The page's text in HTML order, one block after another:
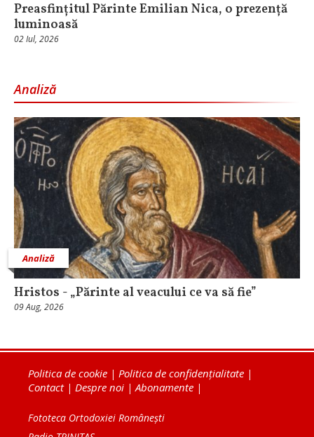
Preasfințitul Părinte Emilian Nica, o prezență
luminoasă
02 Iul, 2026
Analiză
Analiză
Hristos - „Părinte al veacului ce va să fie”
09 Aug, 2026
Politica de cookie | Politica de confidențialitate |
Contact| Despre noi | Abonamente |
Fototeca Ortodoxiei Românești